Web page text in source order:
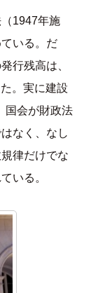
1947年施
いる。だ
行残高は、
。実に建設
国会が財政法
なく、なし
律だけでな
いる。